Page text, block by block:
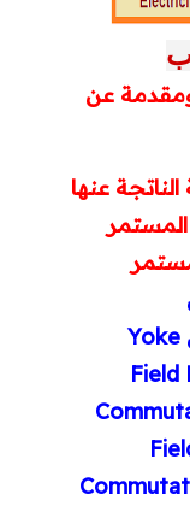
عن
عنها
Yoke
Field